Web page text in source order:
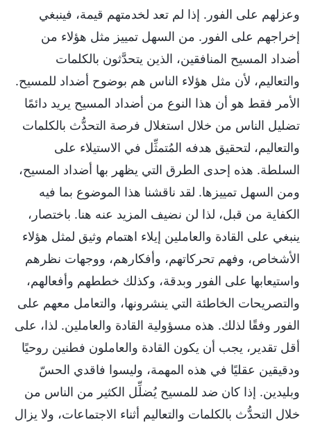
وعزلهم على الفور. إذا لم تعد لخدمتهم قيمة، فينبغي
إخراجهم على الفور. من السهل تمييز مثل هؤلاء من
أضداد المسيح المنافقين، الذين يتحدَّثون بالكلمات
والتعاليم، لأن مثل هؤلاء الناس هم بوضوح أضداد للمسيح.
الأمر فقط هو أن هذا النوع من أضداد المسيح يريد دائمًا
تضليل الناس من خلال استغلال فرصة التحدُّث بالكلمات
والتعاليم، لتحقيق هدفه المُتمثِّل في الاستيلاء على
السلطة. هذه إحدى الطرق التي يظهر بها أضداد المسيح،
ومن السهل تمييزها. لقد ناقشنا هذا الموضوع بما فيه
الكفاية من قبل، لذا لن نضيف المزيد عنه هنا. باختصار،
ينبغي على القادة والعاملين إيلاء اهتمام وثيق لمثل هؤلاء
الأشخاص، وفهم تحركاتهم، وأفكارهم، ووجهات نظرهم
واستيعابها على الفور وبدقة، وكذلك خططهم وأفعالهم،
والتصريحات الخاطئة التي ينشرونها، والتعامل معهم على
الفور وفقًا لذلك. هذه مسؤولية القادة والعاملين. لذا، على
أقل تقدير، يجب أن يكون القادة والعاملون فطنين روحيًا
ودقيقين عقليًا في هذه المهمة، وليسوا فاقدي الحسّ
وبليدين. إذا كان ضد للمسيح يُضلِّل الكثير من الناس من
خلال التحدُّث بالكلمات والتعاليم أثناء الاجتماعات، ولا يزال